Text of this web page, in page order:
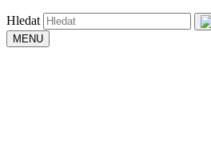
Hledat
MENU